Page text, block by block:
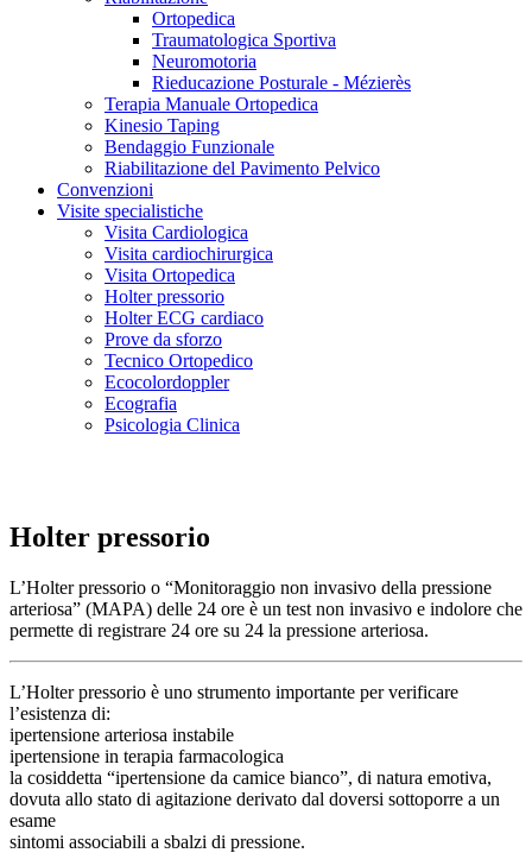
Ortopedica
Traumatologica Sportiva
Neuromotoria
Rieducazione Posturale - Mézierès
Terapia Manuale Ortopedica
Kinesio Taping
Bendaggio Funzionale
Riabilitazione del Pavimento Pelvico
Convenzioni
Visite specialistiche
Visita Cardiologica
Visita cardiochirurgica
Visita Ortopedica
Holter pressorio
Holter ECG cardiaco
Prove da sforzo
Tecnico Ortopedico
Ecocolordoppler
Ecografia
Psicologia Clinica
Holter pressorio
L’Holter pressorio o “Monitoraggio non invasivo della pressione
arteriosa” (MAPA) delle 24 ore è un test non invasivo e indolore che
permette di registrare 24 ore su 24 la pressione arteriosa.
L’Holter pressorio è uno strumento importante per verificare
l’esistenza di:
ipertensione arteriosa instabile
ipertensione in terapia farmacologica
la cosiddetta “ipertensione da camice bianco”, di natura emotiva,
dovuta allo stato di agitazione derivato dal doversi sottoporre a un
esame
sintomi associabili a sbalzi di pressione.